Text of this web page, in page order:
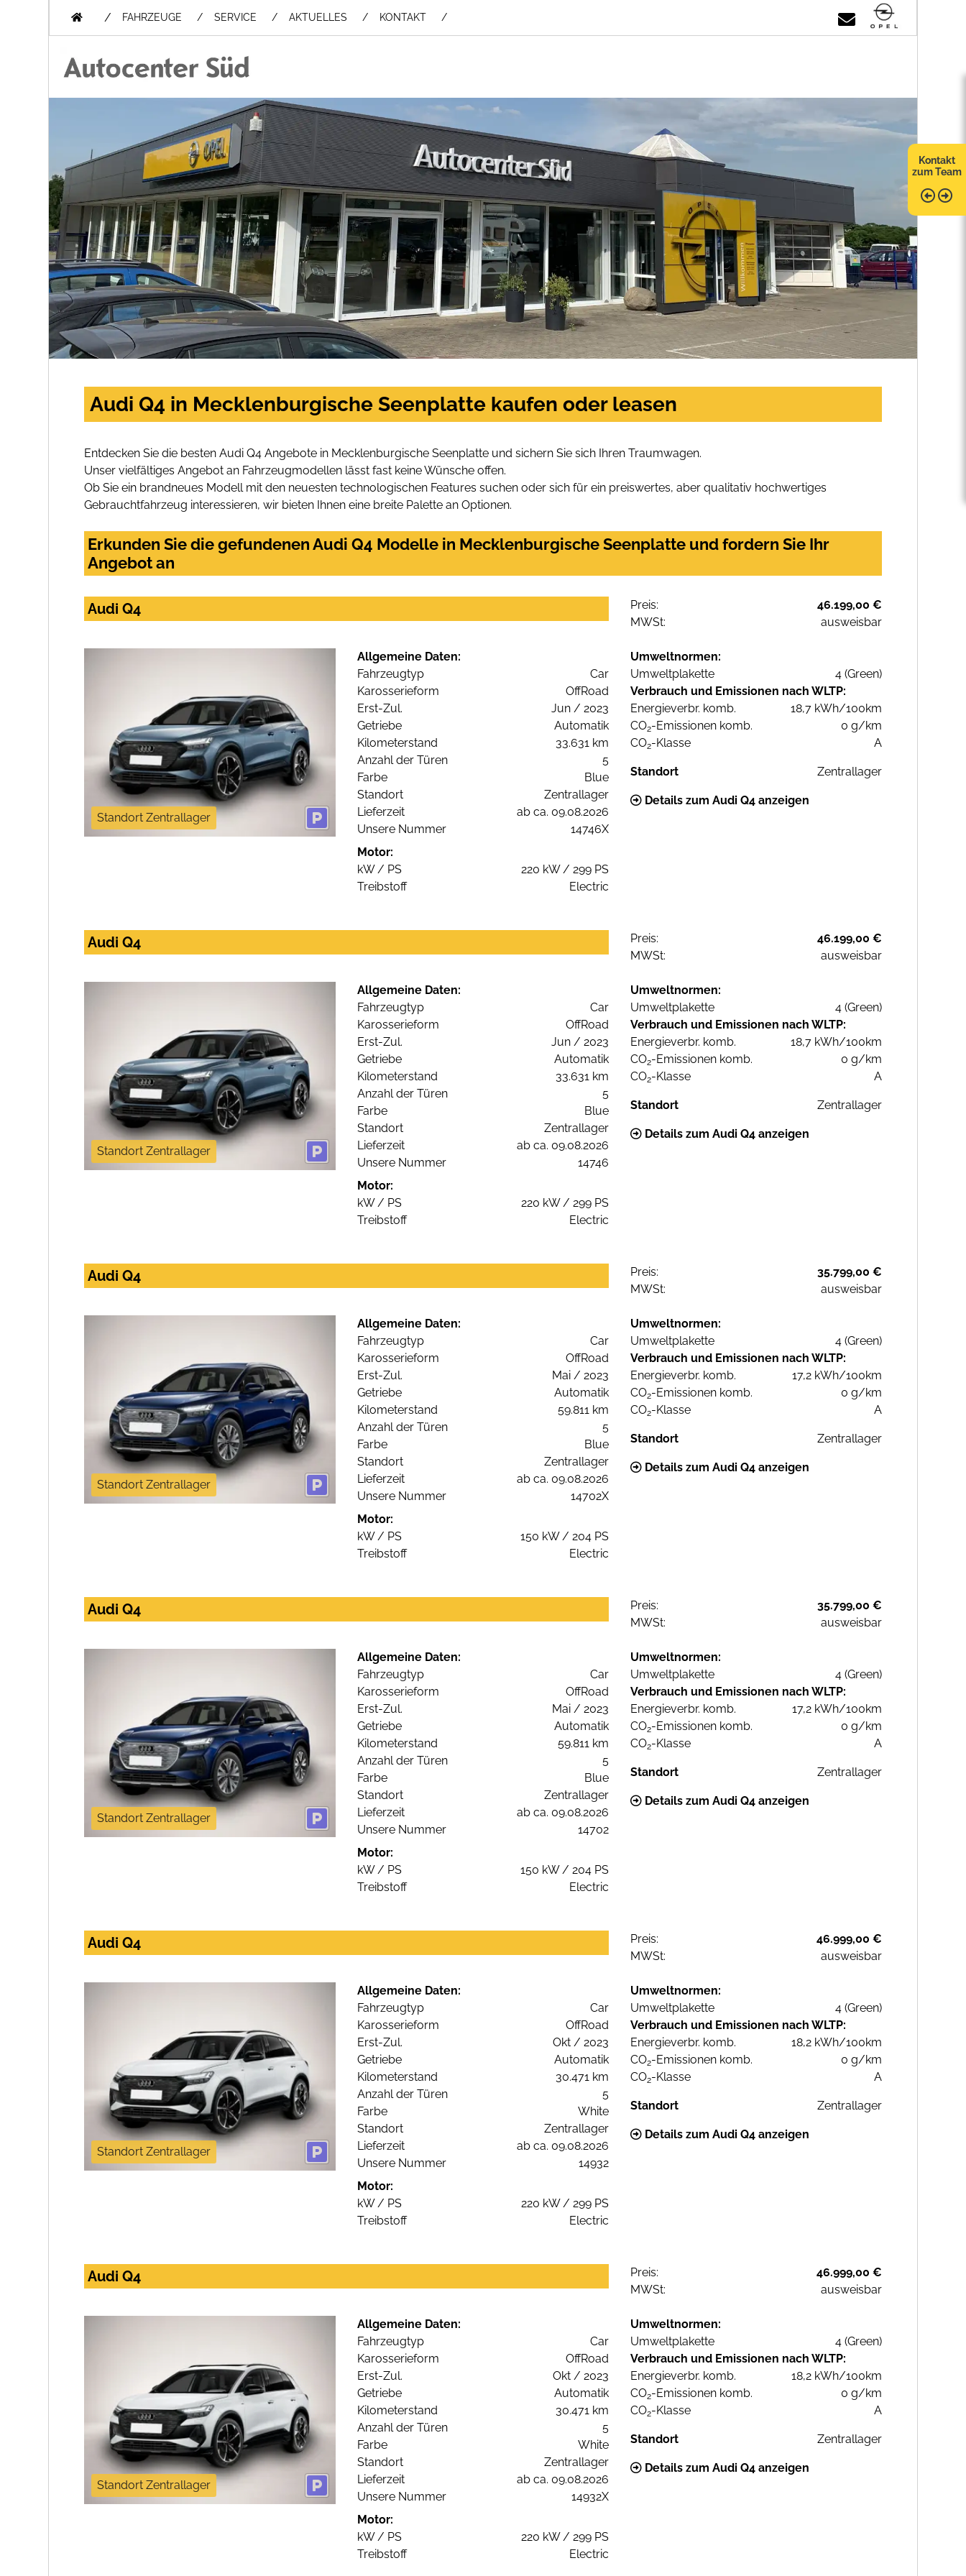
/ FAHRZEUGE SERVICE AKTUELLES KONTAKT
Kontakt
zum Team
Audi Q4 in Mecklenburgische Seenplatte kaufen oder leasen
Entdecken Sie die besten Audi Q4 Angebote in Mecklenburgische Seenplatte und sichern Sie sich Ihren Traumwagen.
Unser vielfältiges Angebot an Fahrzeugmodellen lässt fast keine Wünsche offen.
Ob Sie ein brandneues Modell mit den neuesten technologischen Features suchen oder sich für ein preiswertes, aber qualitativ hochwertiges
Gebrauchtfahrzeug interessieren, wir bieten Ihnen eine breite Palette an Optionen.
Erkunden Sie die gefundenen Audi Q4 Modelle in Mecklenburgische Seenplatte und fordern Sie Ihr
Angebot an
Audi Q4 Preis:
46.199,00 €
MWSt:
ausweisbar
Standort Zentrallager
Allgemeine Daten:
Fahrzeugtyp
Car
Karosserieform
OffRoad
Erst-Zul.
Jun / 2023
Getriebe
Automatik
Kilometerstand
33.631 km
Anzahl der Türen
5
Farbe
Blue
Standort
Zentrallager
Lieferzeit
ab ca. 09.08.2026
Unsere Nummer
14746X
Motor:
kW / PS
220 kW / 299 PS
Treibstoff
Electric
Umweltnormen:
Umweltplakette
4 (Green)
Verbrauch und Emissionen nach WLTP:
Energieverbr. komb.
18,7 kWh/100km
CO2-Emissionen komb.
0 g/km
CO2-Klasse A
Standort Zentrallager
Details zum Audi Q4 anzeigen
Audi Q4 Preis:
46.199,00 €
MWSt:
ausweisbar
Standort Zentrallager
Allgemeine Daten:
Fahrzeugtyp
Car
Karosserieform
OffRoad
Erst-Zul.
Jun / 2023
Getriebe
Automatik
Kilometerstand
33.631 km
Anzahl der Türen
5
Farbe
Blue
Standort
Zentrallager
Lieferzeit
ab ca. 09.08.2026
Unsere Nummer
14746
Motor:
kW / PS
220 kW / 299 PS
Treibstoff
Electric
Umweltnormen:
Umweltplakette
4 (Green)
Verbrauch und Emissionen nach WLTP:
Energieverbr. komb.
18,7 kWh/100km
CO2-Emissionen komb.
0 g/km
CO2-Klasse A
Standort Zentrallager
Details zum Audi Q4 anzeigen
Audi Q4 Preis:
35.799,00 €
MWSt:
ausweisbar
Standort Zentrallager
Allgemeine Daten:
Fahrzeugtyp
Car
Karosserieform
OffRoad
Erst-Zul.
Mai / 2023
Getriebe
Automatik
Kilometerstand
59.811 km
Anzahl der Türen
5
Farbe
Blue
Standort
Zentrallager
Lieferzeit
ab ca. 09.08.2026
Unsere Nummer
14702X
Motor:
kW / PS
150 kW / 204 PS
Treibstoff
Electric
Umweltnormen:
Umweltplakette
4 (Green)
Verbrauch und Emissionen nach WLTP:
Energieverbr. komb.
17,2 kWh/100km
CO2-Emissionen komb.
0 g/km
CO2-Klasse A
Standort Zentrallager
Details zum Audi Q4 anzeigen
Audi Q4 Preis:
35.799,00 €
MWSt:
ausweisbar
Standort Zentrallager
Allgemeine Daten:
Fahrzeugtyp
Car
Karosserieform
OffRoad
Erst-Zul.
Mai / 2023
Getriebe
Automatik
Kilometerstand
59.811 km
Anzahl der Türen
5
Farbe
Blue
Standort
Zentrallager
Lieferzeit
ab ca. 09.08.2026
Unsere Nummer
14702
Motor:
kW / PS
150 kW / 204 PS
Treibstoff
Electric
Umweltnormen:
Umweltplakette
4 (Green)
Verbrauch und Emissionen nach WLTP:
Energieverbr. komb.
17,2 kWh/100km
CO2-Emissionen komb.
0 g/km
CO2-Klasse A
Standort Zentrallager
Details zum Audi Q4 anzeigen
Audi Q4 Preis:
46.999,00 €
MWSt:
ausweisbar
Standort Zentrallager
Allgemeine Daten:
Fahrzeugtyp
Car
Karosserieform
OffRoad
Erst-Zul.
Okt / 2023
Getriebe
Automatik
Kilometerstand
30.471 km
Anzahl der Türen
5
Farbe
White
Standort
Zentrallager
Lieferzeit
ab ca. 09.08.2026
Unsere Nummer
14932
Motor:
kW / PS
220 kW / 299 PS
Treibstoff
Electric
Umweltnormen:
Umweltplakette
4 (Green)
Verbrauch und Emissionen nach WLTP:
Energieverbr. komb.
18,2 kWh/100km
CO2-Emissionen komb.
0 g/km
CO2-Klasse A
Standort Zentrallager
Details zum Audi Q4 anzeigen
Audi Q4 Preis:
46.999,00 €
MWSt:
ausweisbar
Standort Zentrallager
Allgemeine Daten:
Fahrzeugtyp
Car
Karosserieform
OffRoad
Erst-Zul.
Okt / 2023
Getriebe
Automatik
Kilometerstand
30.471 km
Anzahl der Türen
5
Farbe
White
Standort
Zentrallager
Lieferzeit
ab ca. 09.08.2026
Unsere Nummer
14932X
Motor:
kW / PS
220 kW / 299 PS
Treibstoff
Electric
Umweltnormen:
Umweltplakette
4 (Green)
Verbrauch und Emissionen nach WLTP:
Energieverbr. komb.
18,2 kWh/100km
CO2-Emissionen komb.
0 g/km
CO2-Klasse A
Standort Zentrallager
Details zum Audi Q4 anzeigen